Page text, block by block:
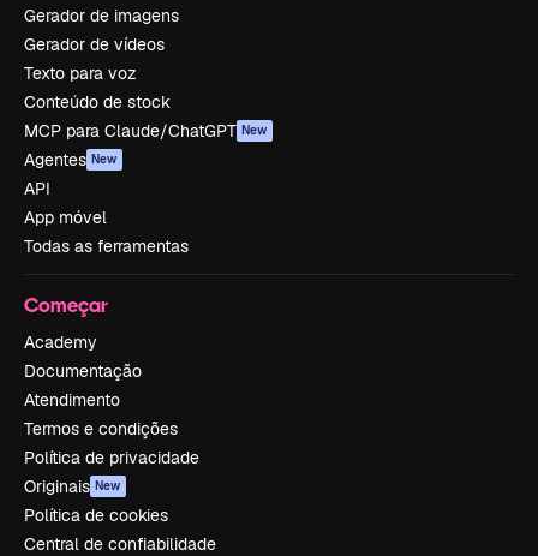
Gerador de imagens
Gerador de vídeos
Texto para voz
Conteúdo de stock
MCP para Claude/ChatGPT New
Agentes New
API
App móvel
Todas as ferramentas
Começar
Academy
Documentação
Atendimento
Termos e condições
Política de privacidade
Originais New
Política de cookies
Central de confiabilidade